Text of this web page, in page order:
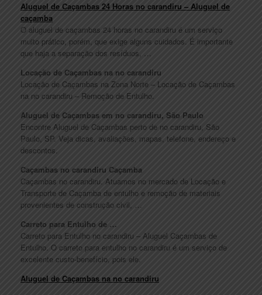
Aluguel de Caçambas 24 Horas no carandiru – Aluguel de
caçamba
O aluguel de caçambas 24 horas no carandiru é um serviço
muito prático, porém, que exige alguns cuidados. É importante
que haja a separação dos resíduos, …
Locação de Caçambas na no carandiru
Locação de Caçambas na Zona Norte – Locação de Caçambas
na no carandiru – Remoção de Entulho.
Aluguel de Caçambas em no carandiru, São Paulo
Encontre Aluguel de Caçambas perto de no carandiru, São
Paulo, SP. Veja dicas, avaliações, mapas, telefone, endereço e
descontos.
Caçambas no carandiru Caçamba
Caçambas no carandiru. Atuamos no mercado de Locação e
Transporte de Caçamba de entulho e remoção de materiais
provenientes de construção civil, …
Carreto para Entulho de …
Carreto para Entulho no carandiru – Aluguel Caçambas de
Entulho. O carreto para entulho no carandiru é um serviço de
excelente custo-benefício, pois ele.
Aluguel de Caçambas na no carandiru